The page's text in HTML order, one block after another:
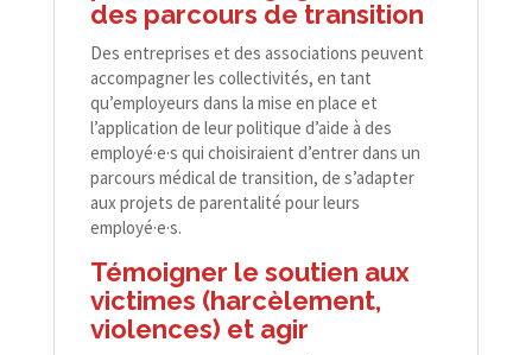
des parcours de transition
Des entreprises et des associations peuvent
accompagner les collectivités, en tant
qu’employeurs dans la mise en place et
l’application de leur politique d’aide à des
employé·e·s qui choisiraient d’entrer dans un
parcours médical de transition, de s’adapter
aux projets de parentalité pour leurs
employé·e·s.
Témoigner le soutien aux
victimes (harcèlement,
violences) et agir